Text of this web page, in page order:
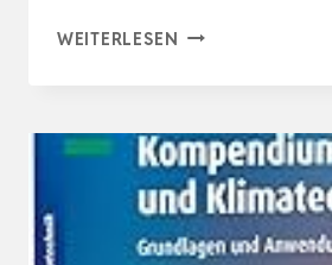
WEITERLESEN ENERGIESPEICHER
TECHNOLOGIEN,
INTEGRATION:
BEDARF,
TECHNOLOGIEN,